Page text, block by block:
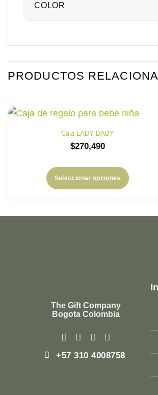
COLOR
PRODUCTOS
Caja LADY BABY
$270,490
Seleccionar opciones
The Gift Company
Bogota Colombia
+57 310 4008758